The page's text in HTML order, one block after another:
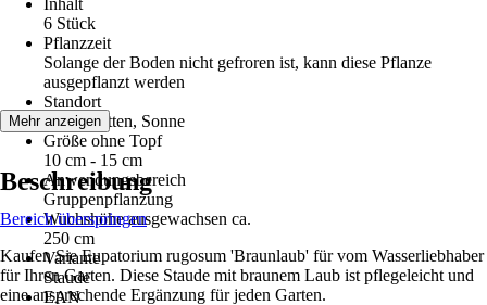
Inhalt
6 Stück
Pflanzzeit
Solange der Boden nicht gefroren ist, kann diese Pflanze
ausgepflanzt werden
Standort
Halbschatten, Sonne
Größe ohne Topf
10 cm - 15 cm
Anwendungsbereich
Gruppenpflanzung
Wuchshöhe ausgewachsen ca.
250 cm
Variante
Staude
EAN
Mehr anzeigen
Beschreibung
Bereich überspringen
Kaufen Sie Eupatorium rugosum 'Braunlaub' für vom Wasserliebhaber
für Ihren Garten. Diese Staude mit braunem Laub ist pflegeleicht und
eine ansprechende Ergänzung für jeden Garten.